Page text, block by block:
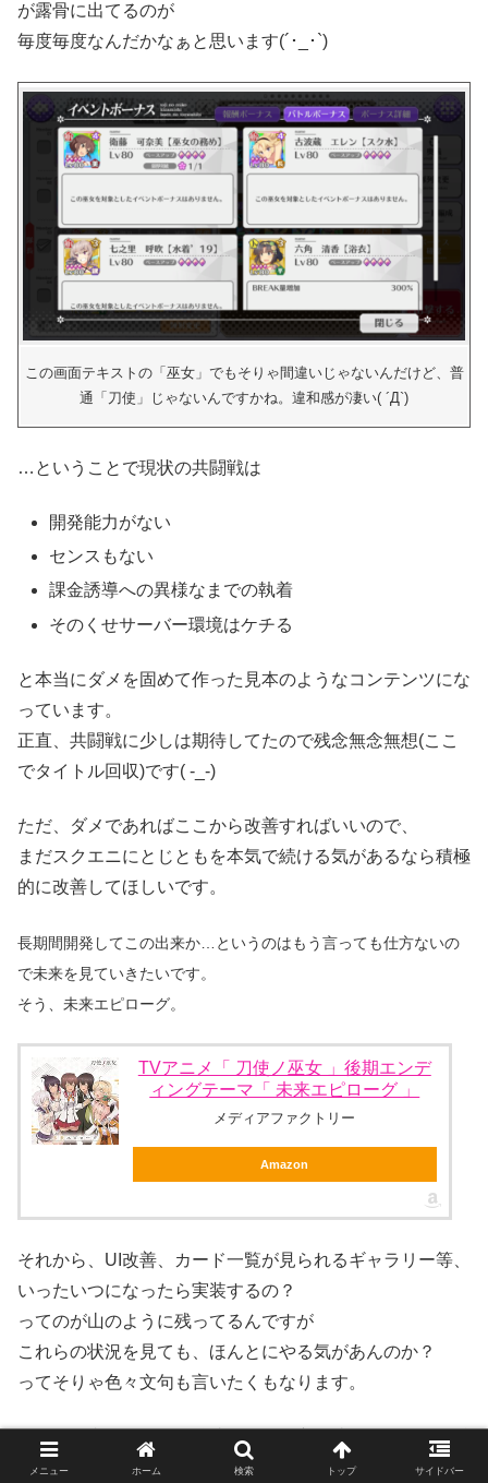
が露骨に出てるのが
毎度毎度なんだかなぁと思います(´･_･`)
この画面テキストの「巫女」でもそりゃ間違いじゃないんだけど、普
通「刀使」じゃないんですかね。違和感が凄い( ´Д`)
…ということで現状の共闘戦は
開発能力がない
センスもない
課金誘導への異様なまでの執着
そのくせサーバー環境はケチる
と本当にダメを固めて作った見本のようなコンテンツにな
っています。
正直、共闘戦に少しは期待してたので残念無念無想(ここ
でタイトル回収)です( -_-)
ただ、ダメであればここから改善すればいいので、
まだスクエニにとじともを本気で続ける気があるなら積極
的に改善してほしいです。
長期間開発してこの出来か…というのはもう言っても仕方ないの
で未来を見ていきたいです。
そう、未来エピローグ。
TVアニメ「 刀使ノ巫女 」後期エンデ
ィングテーマ「 未来エピローグ 」
メディアファクトリー
Amazon
それから、UI改善、カード一覧が見られるギャラリー等、
いったいつになったら実装するの？
ってのが山のように残ってるんですが
これらの状況を見ても、ほんとにやる気があんのか？
ってそりゃ色々文句も言いたくもなります。
さっきも書いたけど、編成画面や御方関連のUIはほんと酷
い。
メニュー ホーム 検索 トップ サイドバー